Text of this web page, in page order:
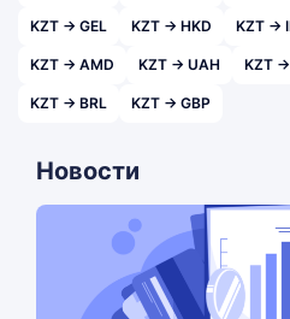
KZT → GEL KZT → HKD KZT →
KZT → AMD KZT → UAH KZT
KZT → BRL KZT → GBP
Новости